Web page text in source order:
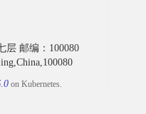
层 邮编：100080
on Kubernetes.